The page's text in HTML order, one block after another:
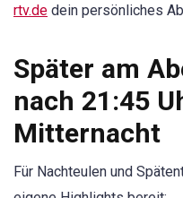
rtv.de dein persönliches
Später am
nach 21:45
Mitternacht
Für Nachteulen und